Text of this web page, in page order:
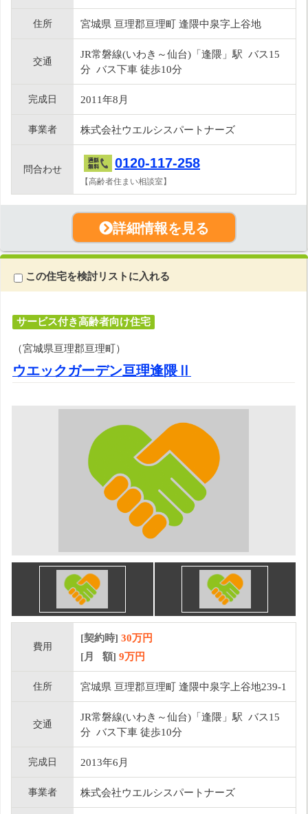
住所 宮城県 亘理郡亘理町 逢隈中泉字上谷地
交通
JR常磐線(いわき～仙台)「逢隈」駅 バス15
分 バス下車 徒歩10分
完成日 2011年8月
事業者 株式会社ウエルシスパートナーズ
問合わせ 0120-117-258
【高齢者住まい相談室】
詳細情報を見る
この住宅を検討リストに入れる
サービス付き高齢者向け住宅
（宮城県亘理郡亘理町）
ウエックガーデン亘理逢隈Ⅱ
費用
[契約時] 30万円
[月 額] 9万円
住所 宮城県 亘理郡亘理町 逢隈中泉字上谷地239-1
交通
JR常磐線(いわき～仙台)「逢隈」駅 バス15
分 バス下車 徒歩10分
完成日 2013年6月
事業者 株式会社ウエルシスパートナーズ